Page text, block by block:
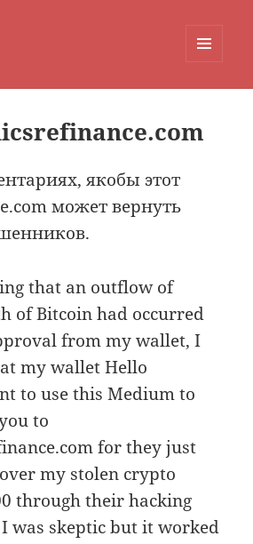
якобы этот
может вернуть
that an outflow of
of Bitcoin had occurred
from my wallet, I
my wallet Hello
to use this Medium to
to
for they just
my stolen crypto
through their hacking
was skeptic but it worked